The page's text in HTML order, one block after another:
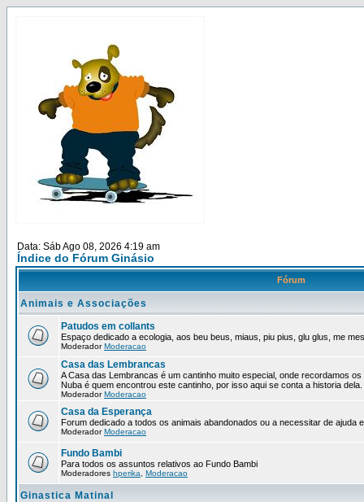
Data: Sáb Ago 08, 2026 4:19 am
Índice do Fórum Ginásio
Fórum
Animais e Associações
Patudos em collants
Espaço dedicado a ecologia, aos beu beus, miaus, piu pius, glu glus, me
ModeradorModeracao
Casa das Lembrancas
A Casa das Lembrancas é um cantinho muito especial, onde recordamos
Nuba é quem encontrou este cantinho, por isso aqui se conta a historia dela.
ModeradorModeracao
Casa da Esperança
Forum dedicado a todos os animais abandonados ou a necessitar de ajuda
ModeradorModeracao
Fundo Bambi
Para todos os assuntos relativos ao Fundo Bambi
Moderadores hperika Moderacao
Ginastica Matinal